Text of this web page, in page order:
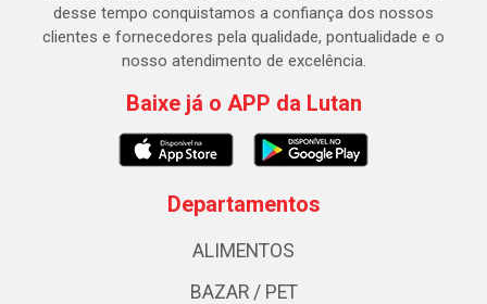
desse tempo conquistamos a confiança dos nossos
clientes e fornecedores pela qualidade, pontualidade e o
nosso atendimento de excelência.
Baixe já o APP da Lutan
Departamentos
ALIMENTOS
BAZAR / PET